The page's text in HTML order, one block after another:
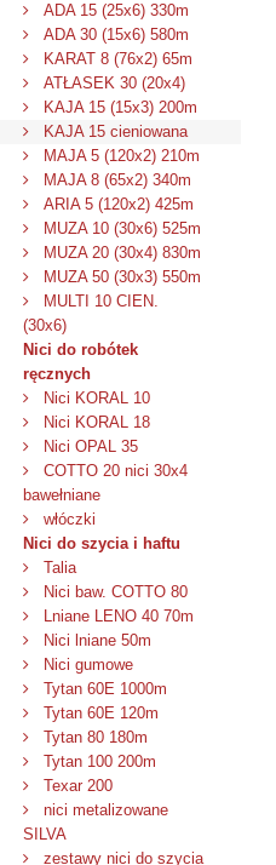
ADA 15 (25x6) 330m
ADA 30 (15x6) 580m
KARAT 8 (76x2) 65m
ATŁASEK 30 (20x4)
KAJA 15 (15x3) 200m
KAJA 15 cieniowana
MAJA 5 (120x2) 210m
MAJA 8 (65x2) 340m
ARIA 5 (120x2) 425m
MUZA 10 (30x6) 525m
MUZA 20 (30x4) 830m
MUZA 50 (30x3) 550m
MULTI 10 CIEN.
(30x6)
Nici do robótek
ręcznych
Nici KORAL 10
Nici KORAL 18
Nici OPAL 35
COTTO 20 nici 30x4
bawełniane
włóczki
Nici do szycia i haftu
Talia
Nici baw. COTTO 80
Lniane LENO 40 70m
Nici lniane 50m
Nici gumowe
Tytan 60E 1000m
Tytan 60E 120m
Tytan 80 180m
Tytan 100 200m
Texar 200
nici metalizowane
SILVA
zestawy nici do szycia